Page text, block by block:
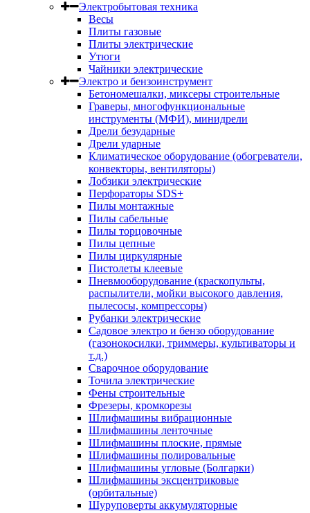
Электробытовая техника
Весы
Плиты газовые
Плиты электрические
Утюги
Чайники электрические
Электро и бензоинструмент
Бетономешалки, миксеры строительные
Граверы, многофункциональные
инструменты (МФИ), минидрели
Дрели безударные
Дрели ударные
Климатическое оборудование (обогреватели,
конвекторы, вентиляторы)
Лобзики электрические
Перфораторы SDS+
Пилы монтажные
Пилы сабельные
Пилы торцовочные
Пилы цепные
Пилы циркулярные
Пистолеты клеевые
Пневмооборудование (краскопульты,
распылители, мойки высокого давления,
пылесосы, компрессоры)
Рубанки электрические
Садовое электро и бензо оборудование
(газонокосилки, триммеры, культиваторы и
т.д.)
Сварочное оборудование
Точила электрические
Фены строительные
Фрезеры, кромкорезы
Шлифмашины вибрационные
Шлифмашины ленточные
Шлифмашины плоские, прямые
Шлифмашины полировальные
Шлифмашины угловые (Болгарки)
Шлифмашины эксцентриковые
(орбитальные)
Шуруповерты аккумуляторные